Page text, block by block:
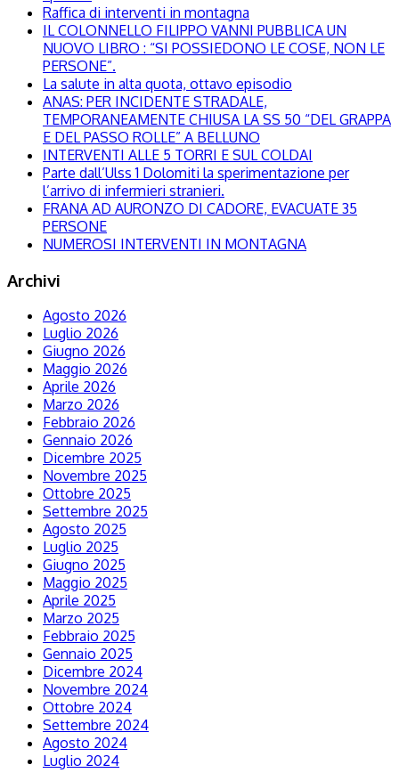
Raffica di interventi in montagna
IL COLONNELLO FILIPPO VANNI PUBBLICA UN
NUOVO LIBRO : “SI POSSIEDONO LE COSE, NON LE
PERSONE”.
La salute in alta quota, ottavo episodio
ANAS: PER INCIDENTE STRADALE,
TEMPORANEAMENTE CHIUSA LA SS 50 “DEL GRAPPA
E DEL PASSO ROLLE” A BELLUNO
INTERVENTI ALLE 5 TORRI E SUL COLDAI
Parte dall’Ulss 1 Dolomiti la sperimentazione per
l’arrivo di infermieri stranieri.
FRANA AD AURONZO DI CADORE, EVACUATE 35
PERSONE
NUMEROSI INTERVENTI IN MONTAGNA
Archivi
Agosto 2026
Luglio 2026
Giugno 2026
Maggio 2026
Aprile 2026
Marzo 2026
Febbraio 2026
Gennaio 2026
Dicembre 2025
Novembre 2025
Ottobre 2025
Settembre 2025
Agosto 2025
Luglio 2025
Giugno 2025
Maggio 2025
Aprile 2025
Marzo 2025
Febbraio 2025
Gennaio 2025
Dicembre 2024
Novembre 2024
Ottobre 2024
Settembre 2024
Agosto 2024
Luglio 2024